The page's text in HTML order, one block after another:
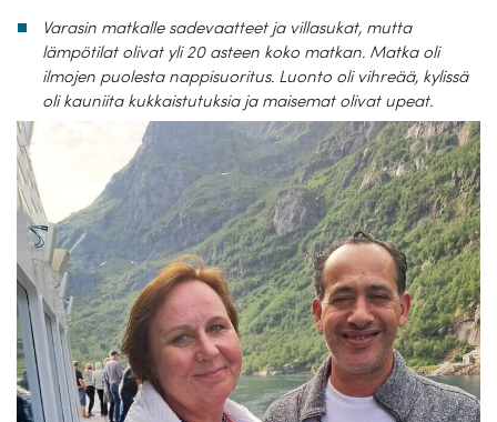
Varasin matkalle sadevaatteet ja villasukat, mutta
lämpötilat olivat yli 20 asteen koko matkan. Matka oli
ilmojen puolesta nappisuoritus. Luonto oli vihreää, kylissä
oli kauniita kukkaistutuksia ja maisemat olivat upeat.